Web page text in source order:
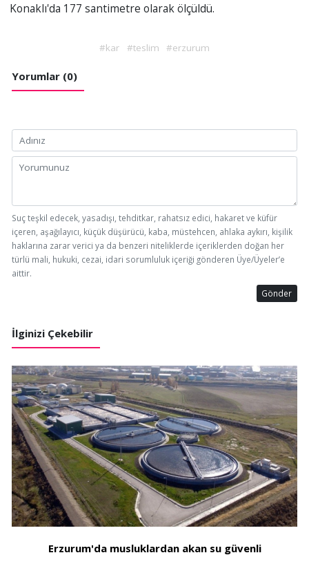
Konaklı'da 177 santimetre olarak ölçüldü.
#kar #teslim #erzurum
Yorumlar (0)
Suç teşkil edecek, yasadışı, tehditkar, rahatsız edici, hakaret ve küfür
içeren, aşağılayıcı, küçük düşürücü, kaba, müstehcen, ahlaka aykırı, kişilik
haklarına zarar verici ya da benzeri niteliklerde içeriklerden doğan her
türlü mali, hukuki, cezai, idari sorumluluk içeriği gönderen Üye/Üyeler’e
aittir.
Gönder
İlginizi Çekebilir
Erzurum'da musluklardan akan su güvenli